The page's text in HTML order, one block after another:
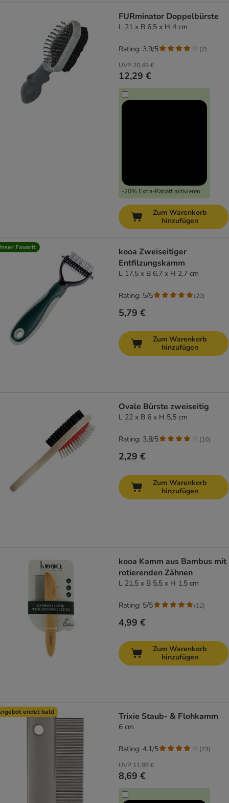
FURminator Doppelbürste
L 21 x B 6,5 x H 4 cm
UVP 20,49 €
12,29 €
-20% Extra-Rabatt aktivieren
Rating: 3.9/5 (7)
Zum Warenkorb
hinzufügen
Favorit
kooa Zweiseitiger
Entfilzungskamm
L 17,5 x B 6,7 x H 2,7 cm
5,79 €
Rating: 5/5 (20)
Zum Warenkorb
hinzufügen
Ovale Bürste zweiseitig
L 22 x B 6 x H 5,5 cm
2,29 €
Rating: 3.8/5 (10)
Zum Warenkorb
hinzufügen
kooa Kamm aus Bambus mit
rotierenden Zähnen
L 21,5 x B 5,5 x H 1,5 cm
4,99 €
Rating: 5/5 (12)
Zum Warenkorb
hinzufügen
endet bald Trixie Staub- & Flohkamm
6 cm
UVP 11,99 €
8,69 €
Rating: 4.1/5 (73)